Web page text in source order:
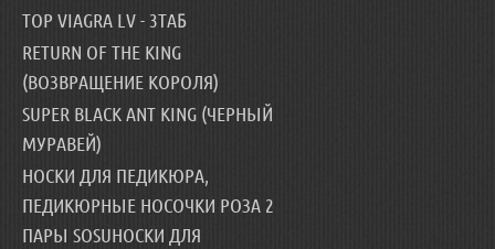
TOP VIAGRA LV - 3ТАБ
RETURN OF THE KING
(ВОЗВРАЩЕНИЕ КОРОЛЯ)
SUPER BLACK ANT KING (ЧЕРНЫЙ
МУРАВЕЙ)
НОСКИ ДЛЯ ПЕДИКЮРА,
ПЕДИКЮРНЫЕ НОСОЧКИ РОЗА 2
ПАРЫ SOSUНОСКИ ДЛЯ